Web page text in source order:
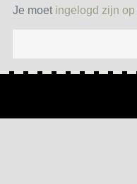
Je moet ingelogd zijn op